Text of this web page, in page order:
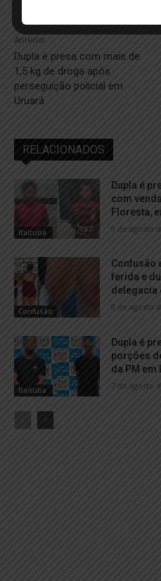
Anterior
Dupla é presa com mais de
1,5 kg de droga após
perseguição policial em
Uruará
RELACIONADOS
Itaituba
Dupla é
com
Floresta,
9 de agosto
Confusão
Confusão
ferida e
delegacia
8 de agosto
Itaituba
Dupla é
porções
da PM em
7 de agosto